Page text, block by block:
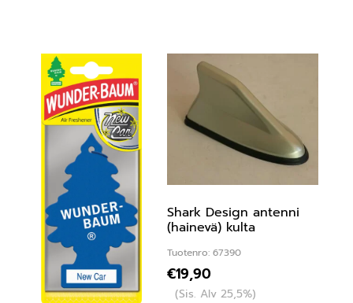
Shark Design antenni
(hainevä) kulta
Tuotenro: 67390
€19,90
(Sis. Alv 25,5%)